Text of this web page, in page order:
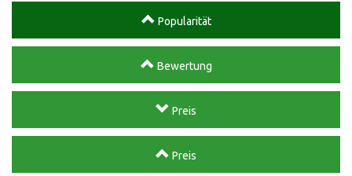
Popularität
Bewertung
Preis
Preis